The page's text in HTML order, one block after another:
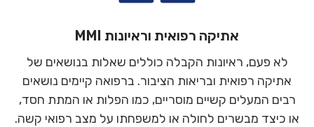
אתיקה רפואית וראיונות MMI
לא פעם, ראיונות הקבלה כוללים שאלות בנושאים של
אתיקה רפואית ובריאות הציבור. ברפואה קיימים נושאים
רבים המעלים קשיים מוסריים, כמו הפלות או המתת חסד,
או כיצד מבשרים לחולה או למשפחתו על מצב רפואי קשה.